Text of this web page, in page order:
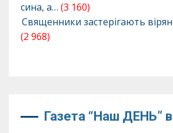
сина, а… (3 160)
Священники застерігають вірян
(2 968)
Газета “Наш ДЕНЬ”